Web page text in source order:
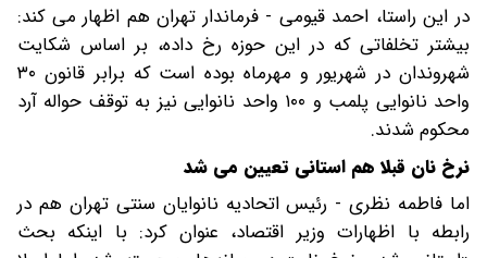
در این راستا، احمد قیومی - فرماندار تهران هم اظهار می کند:
بیشتر تخلفاتی که در این حوزه رخ داده، بر اساس شکایت
شهروندان در شهریور و مهرماه بوده است که برابر قانون ۳۰
واحد نانوایی پلمب و ۱۰۰ واحد نانوایی نیز به توقف حواله آرد
محکوم شدند.
نرخ نان قبلا هم استانی تعیین می شد
اما فاطمه نظری - رئیس اتحادیه نانوایان سنتی تهران هم در
رابطه با اظهارات وزیر اقتصاد، عنوان کرد: با اینکه بحث